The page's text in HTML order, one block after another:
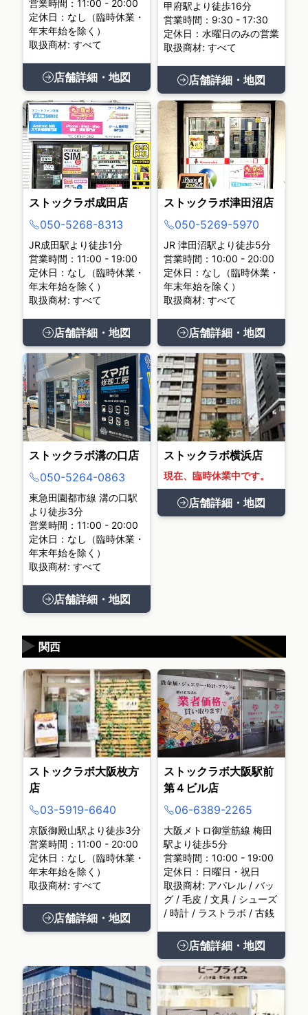
営業時間：11:00 - 20:00
定休日：なし（臨時休業・
年末年始を除く）
取扱商材: すべて
店舗詳細・地図
甲府駅より徒歩16分
営業時間：9:30 - 17:30
定休日：水曜日のみの営業
取扱商材: すべて
店舗詳細・地図
ストックラボ成田店
050-5268-8313
JR成田駅より徒歩1分
営業時間：11:00 - 19:00
定休日：なし（臨時休業・
年末年始を除く）
取扱商材: すべて
店舗詳細・地図
ストックラボ津田沼店
050-5269-5970
JR 津田沼駅より徒歩5分
営業時間：10:00 - 20:00
定休日：なし（臨時休業・
年末年始を除く）
取扱商材: すべて
店舗詳細・地図
ストックラボ溝の口店
050-5264-0863
東急田園都市線 溝の口駅
より徒歩3分
営業時間：11:00 - 20:00
定休日：なし（臨時休業・
年末年始を除く）
取扱商材: すべて
店舗詳細・地図
ストックラボ横浜店
現在、臨時休業中です。
店舗詳細・地図
関西
▶
ストックラボ大阪枚方
店
03-5919-6640
京阪御殿山駅より徒歩3分
営業時間：11:00 - 20:00
定休日：なし（臨時休業・
年末年始を除く）
取扱商材: すべて
店舗詳細・地図
ストックラボ大阪駅前
第４ビル店
06-6389-2265
大阪メトロ御堂筋線 梅田
駅より徒歩5分
営業時間：10:00 - 19:00
定休日：日曜日・祝日
取扱商材: アパレル / バッ
グ / 毛皮 / 文具 / シューズ
/ 時計 / ラストラボ / 古銭
店舗詳細・地図